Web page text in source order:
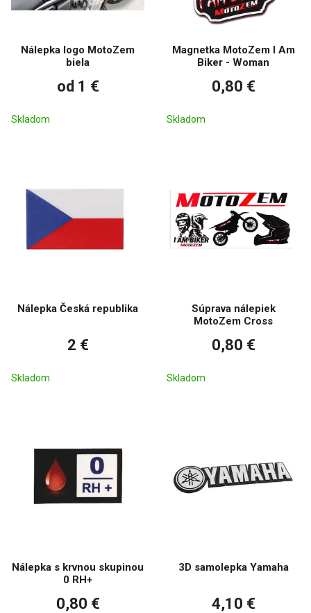
Nálepka logo MotoZem
biela
od 1 €
Skladom
Magnetka MotoZem I Am
Biker - Woman
0,80 €
Skladom
Nálepka Česká republika
2 €
Skladom
Súprava nálepiek
MotoZem Cross
0,80 €
Skladom
Nálepka s krvnou skupinou
0 RH+
0,80 €
3D samolepka Yamaha
4,10 €